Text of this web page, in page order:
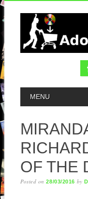
MAIN
MENU
OF THE
Posted on28/03/2016 by